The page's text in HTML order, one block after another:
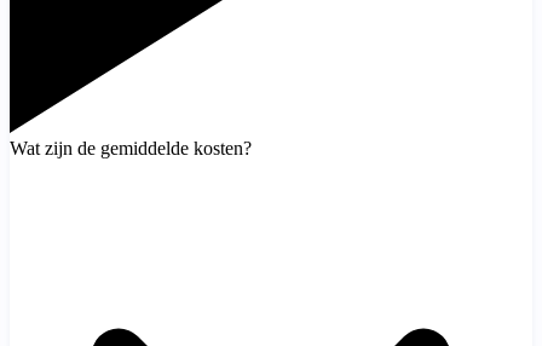
Wat zijn de gemiddelde kosten?